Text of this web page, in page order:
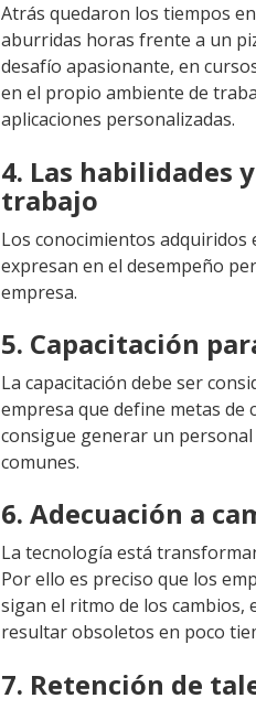
Atrás quedaron los tiempos
aburridas horas frente a un
desafío apasionante, en
en el propio ambiente de
aplicaciones personalizadas.
4. Las habilidades
trabajo
Los conocimientos
expresan en el desempeño
empresa.
5. Capacitación
La capacitación debe ser
empresa que define metas
consigue generar un
comunes.
6. Adecuación a
La tecnología está
Por ello es preciso que los
sigan el ritmo de los
resultar obsoletos en poco
7. Retención de